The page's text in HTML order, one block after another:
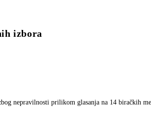
izbora
nepravilnosti prilikom glasanja na 14 biračkih